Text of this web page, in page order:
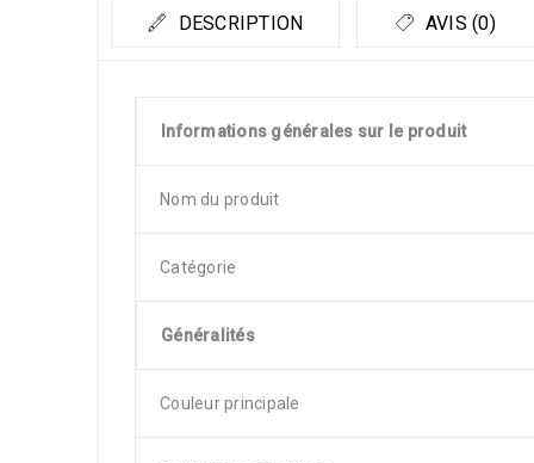
DESCRIPTION AVIS (0)
Informations générales sur le produit
Nom du produit
Catégorie
Généralités
Couleur principale